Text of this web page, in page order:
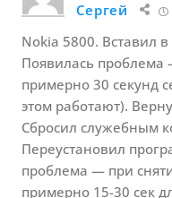
Сергей
Nokia 5800. Вставил
Появилась
примерно 30 секунд
этом работают).
Сбросил служебным
Переустановил
проблема — при
примерно 15-30 сек